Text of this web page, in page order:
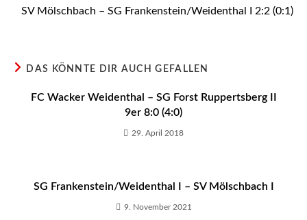
SV Mölschbach – SG Frankenstein/Weidenthal I 2:2 (0:1)
DAS KÖNNTE DIR AUCH GEFALLEN
FC Wacker Weidenthal – SG Forst Ruppertsberg II
9er 8:0 (4:0)
29. April 2018
SG Frankenstein/Weidenthal I – SV Mölschbach I
9. November 2021